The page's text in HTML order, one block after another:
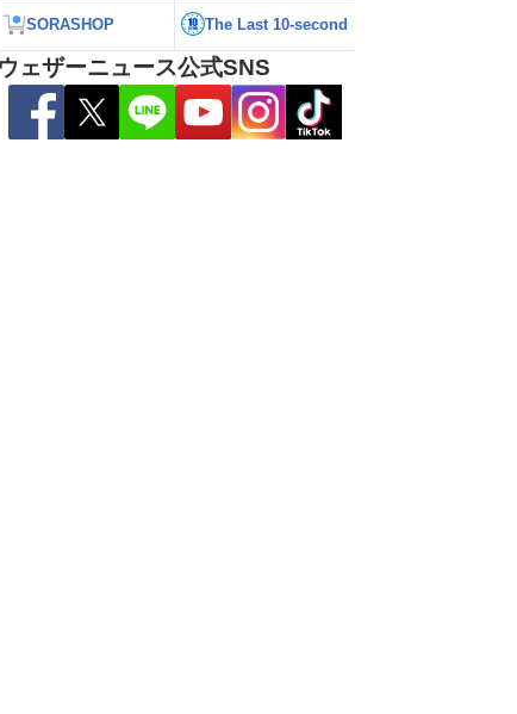
】台風16号発生
今後の進路と日
時更新)
【ゲリラ雷雨情報】東北〜中国地方の広
い範囲で急な雷雨に警戒
SORASHOP The Last 10-second
ウェザーニュース公式SNS